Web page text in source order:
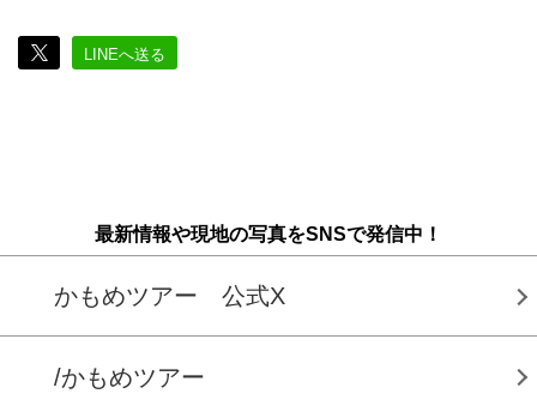
LINEへ送る
最新情報や現地の写真をSNSで発信中！
かもめツアー 公式X
/かもめツアー